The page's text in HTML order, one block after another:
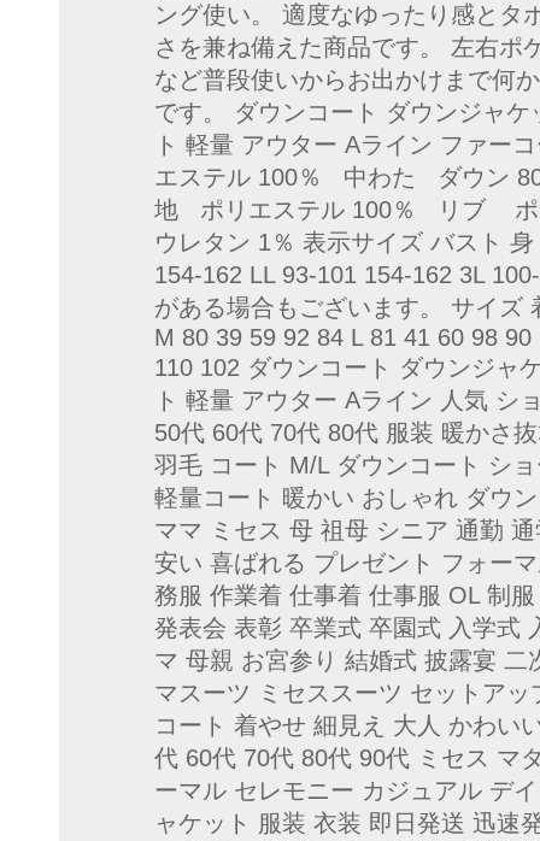
ング使い。 適度なゆったり感とタ
さを兼ね備えた商品です。 左右ポ
など普段使いからお出かけまで何
です。 ダウンコート ダウンジャ
ト 軽量 アウター Aライン ファ
エステル 100％ 中わた ダ
地 ポリエステル 100％ リ
ウレタン 1％ 表示サイズ バスト
154-162 LL 93-101 154-162 3L
がある場合もございます。 サイズ
M 80 39 59 92 84 L 81 41 60 98
110 102 ダウンコート ダウンジャ
ト 軽量 アウター Aライン 人気 シ
50代 60代 70代 80代 服装 暖かさ
羽毛 コート M/L ダウンコート シ
軽量コート 暖かい おしゃれ ダウ
ママ ミセス 母 祖母 シニア 通勤
安い 喜ばれる プレゼント フォー
務服 作業着 仕事着 仕事服 OL 制
発表会 表彰 卒業式 卒園式 入学式
マ 母親 お宮参り 結婚式 披露宴
マスーツ ミセススーツ セットア
コート 着やせ 細見え 大人 かわい
代 60代 70代 80代 90代 ミセス マ
ーマル セレモニー カジュアル デ
ャケット 服装 衣装 即日発送 迅